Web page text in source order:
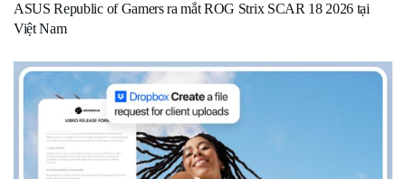
ASUS Republic of Gamers ra mắt ROG Strix SCAR 18 2026 tại
Việt Nam